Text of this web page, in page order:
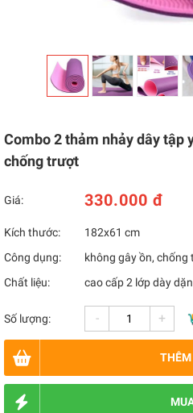
Combo 2 thảm nhảy dây tập
chống trượt
Giá: 330.000 đ
Kích thước:
182x61 cm
Công dụng:
không gây ồn, chống
Chất liệu:
cao cấp 2 lớp dày dặn
Số lượng: - +
THÊM